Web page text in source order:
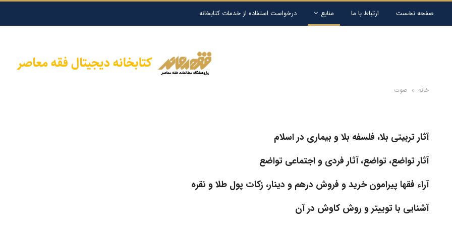
صفحه نخست ارتباط با ما منابع درخواست استفاده از خدمات کتابخانه
خانه صوت
آثار تربیتی بلا، فلسفه بلا و بیماری در اسلام
آثار تواضع، تواضع، آثار فردی و اجتماعی تواضع
آراء فقها پیرامون خرید و فروش درهم و دینار، زکات پول طلا و نقره
آشنایی با توییتر و روش کاوش در آن